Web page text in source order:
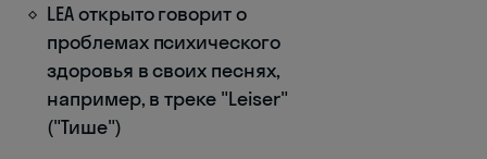
LEA открыто говорит о
проблемах психического
здоровья в своих песнях,
например, в треке "Leiser"
("Тише")